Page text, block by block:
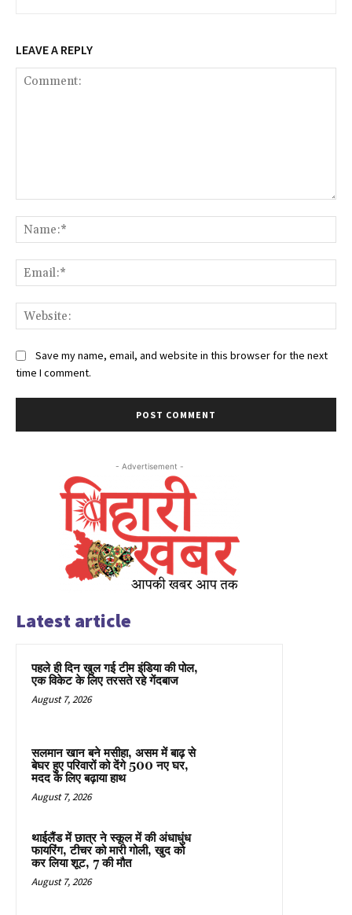
LEAVE A REPLY
Save my name, email, and website in this browser for the next
time I comment.
- Advertisement -
Latest article
पहले ही दिन खुल गई टीम इंडिया की पोल,
एक विकेट के लिए तरसते रहे गेंदबाज
August 7, 2026
सलमान खान बने मसीहा, असम में बाढ़ से
बेघर हुए परिवारों को देंगे 500 नए घर,
मदद के लिए बढ़ाया हाथ
August 7, 2026
थाईलैंड में छात्र ने स्कूल में की अंधाधुंध
फायरिंग, टीचर को मारी गोली, खुद को
कर लिया शूट, 7 की मौत
August 7, 2026